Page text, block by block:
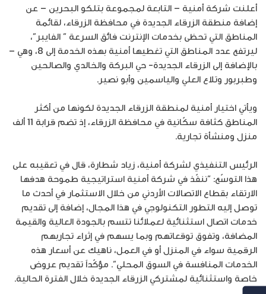
أعلنت شركة أمنية – التابعة لمجموعة بتلكو البحرين – عن
إضافة منطقة الزرقاء الجديدة في محافظة الزرقاء، لقائمة
المناطق التي تحظى بخدمات الإنترنت فائق السرعة ” الفايبر”،
ليرتفع عدد المناطق التي تغطيها أمنية بهذه الخدمة إلى 8، وهي –
بالإضافة إلى الزرقاء الجديدة- حي البركة والخالدي والصالحين
وطبربور وتلاع العلي والياسمين وأبو نصير.
ويأتي اختيار أمنية لمنطقة الزرقاء الجديدة لكونها من أكثر
المناطق كثافة سكّانية في محافظة الزرقاء، إذ تضم قرابة 11 ألف
منزل ومنشأة تجارية.
الرئيس التنفيذي لشركة أمنية، زياد شطارة، قال في تعقيبه على
هذا التوسّع: “ننفّذ في شركة أمنية استراتيجية طموحة هدفها
الارتقاء بقطاع الاتصالات الأردني من خلال الاستثمار في أحدث ما
توصل إليه التطور التكنولوجي في هذا المجال، إضافة إلى تقديم
خدمات اتصال استثنائية لعملائنا تتسم بالجودة العالية والقيمة
المضافة، وتفوق توقعاتهم وبما يسهم في إثراء تجاربهم
الرقمية سواء في المنزل أو في العمل، ناهيك عن أسعار هذه
الخدمات المنافسة في السوق المحلي”. مؤكّداً تقديم عروض
خاصة واستثنائية لمشتركي الزرقاء الجديدة خلال الفترة الحالية.